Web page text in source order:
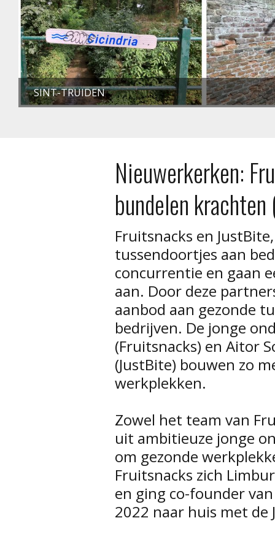
SINT-TRUIDEN
Nieuwerkerken:
bundelen
Fruitsnacks en
tussendoortjes aan
concurrentie en gaan
aan. Door deze
aanbod aan gezonde
bedrijven. De jonge
(Fruitsnacks) en Aitor
(JustBite) bouwen zo
werkplekken.
Zowel het team van
uit ambitieuze jonge
om gezonde
Fruitsnacks zich
en ging co-founder
2022 naar huis met de